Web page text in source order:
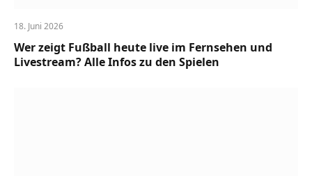
18. Juni 2026
Wer zeigt Fußball heute live im Fernsehen und
Livestream? Alle Infos zu den Spielen